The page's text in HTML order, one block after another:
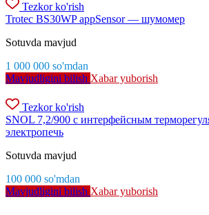
Tezkor ko'rish
Trotec BS30WP appSensor — шумомер
Sotuvda mavjud
1 000 000 so'mdan
Mavjudligini bilish Xabar yuborish
Tezkor ko'rish
SNOL 7,2/900 с интерфейсным
электропечь
Sotuvda mavjud
100 000 so'mdan
Mavjudligini bilish Xabar yuborish